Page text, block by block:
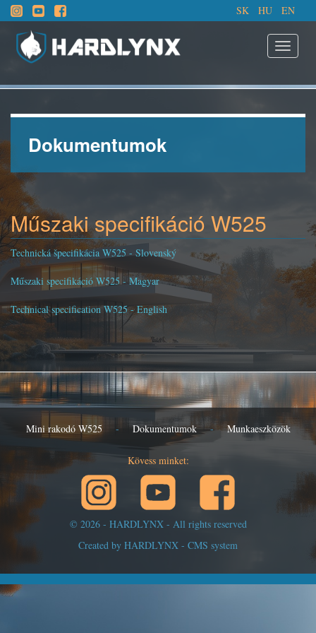
SK HU EN
Dokumentumok
Műszaki specifikáció W525
Technická špecifikácia W525 - Slovenský
Műszaki specifikáció W525 - Magyar
Technical specification W525 - English
Mini rakodó W525 -Dokumentumok-Munkaeszközök
Kövess minket:
© 2026 - HARDLYNX - All rights reserved
Created by HARDLYNX - CMS system